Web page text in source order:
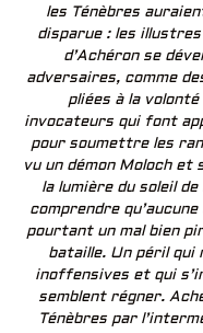
les Ténèbres
disparue : les illustres
d’Achéron se
adversaires, comme
pliées à la
invocateurs qui font
pour soumettre les
vu un démon Moloch et
la lumière du soleil
comprendre
pourtant un mal bien
bataille. Un péril qui
inoffensives et qui
semblent régner.
Ténèbres par